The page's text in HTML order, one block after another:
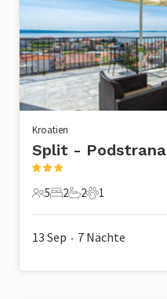
Kroatien
Split - Podstrana
5 Gäste
5
2 Schlafzimmer
2
2 Badezimmer
2
1 Haustier
1
13 Sep • 7 Nächte